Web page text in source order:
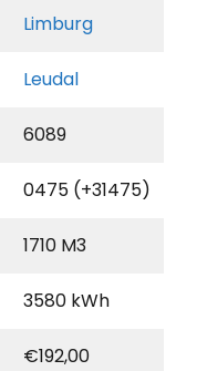
Limburg
Leudal
6089
0475 (+31475)
1710 M3
3580 kWh
€192,00